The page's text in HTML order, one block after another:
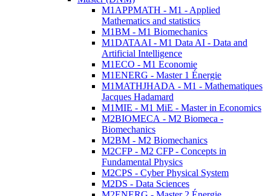
M1APPMATH - M1 - Applied
Mathematics and statistics
M1BM - M1 Biomechanics
M1DATAAI - M1 Data AI - Data and
Artificial Intelligence
M1ECO - M1 Economie
M1ENERG - Master 1 Énergie
M1MATHJHADA - M1 - Mathematiques
Jacques Hadamard
M1MIE - M1 MiE - Master in Economics
M2BIOMECA - M2 Biomeca -
Biomechanics
M2BM - M2 Biomechanics
M2CFP - M2 CFP - Concepts in
Fundamental Physics
M2CPS - Cyber Physical System
M2DS - Data Sciences